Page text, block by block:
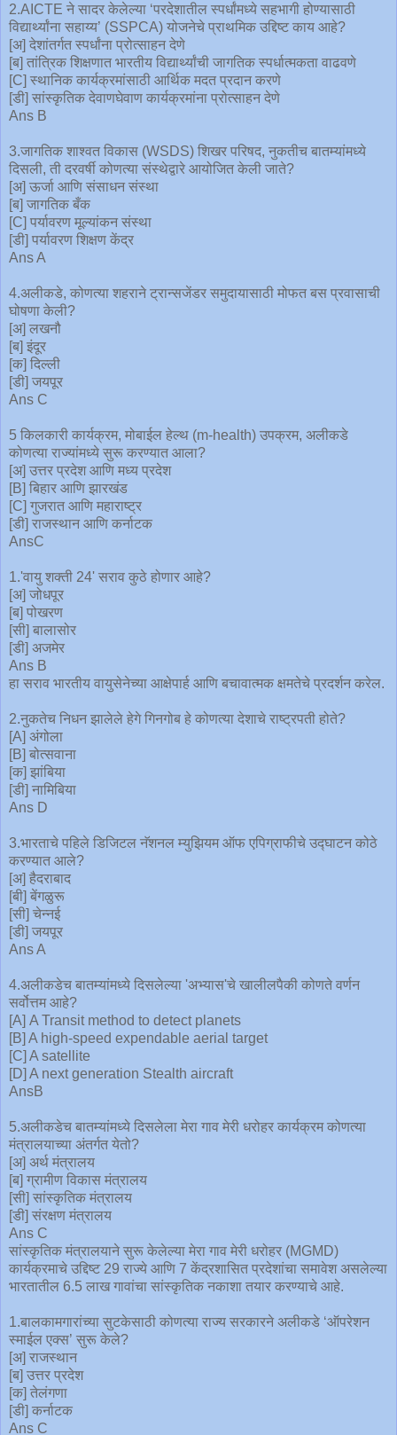
2.AICTE ने सादर केलेल्या ‘परदेशातील स्पर्धांमध्ये सहभागी होण्यासाठी
विद्यार्थ्यांना सहाय्य’ (SSPCA) योजनेचे प्राथमिक उद्दिष्ट काय आहे?
[अ] देशांतर्गत स्पर्धांना प्रोत्साहन देणे
[ब] तांत्रिक शिक्षणात भारतीय विद्यार्थ्यांची जागतिक स्पर्धात्मकता वाढवणे
[C] स्थानिक कार्यक्रमांसाठी आर्थिक मदत प्रदान करणे
[डी] सांस्कृतिक देवाणघेवाण कार्यक्रमांना प्रोत्साहन देणे
Ans B
3.जागतिक शाश्वत विकास (WSDS) शिखर परिषद, नुकतीच बातम्यांमध्ये
दिसली, ती दरवर्षी कोणत्या संस्थेद्वारे आयोजित केली जाते?
[अ] ऊर्जा आणि संसाधन संस्था
[ब] जागतिक बँक
[C] पर्यावरण मूल्यांकन संस्था
[डी] पर्यावरण शिक्षण केंद्र
Ans A
4.अलीकडे, कोणत्या शहराने ट्रान्सजेंडर समुदायासाठी मोफत बस प्रवासाची
घोषणा केली?
[अ] लखनौ
[ब] इंदूर
[क] दिल्ली
[डी] जयपूर
Ans C
5 किलकारी कार्यक्रम, मोबाईल हेल्थ (m-health) उपक्रम, अलीकडे
कोणत्या राज्यांमध्ये सुरू करण्यात आला?
[अ] उत्तर प्रदेश आणि मध्य प्रदेश
[B] बिहार आणि झारखंड
[C] गुजरात आणि महाराष्ट्र
[डी] राजस्थान आणि कर्नाटक
AnsC
1.'वायु शक्ती 24' सराव कुठे होणार आहे?
[अ] जोधपूर
[ब] पोखरण
[सी] बालासोर
[डी] अजमेर
Ans B
हा सराव भारतीय वायुसेनेच्या आक्षेपार्ह आणि बचावात्मक क्षमतेचे प्रदर्शन करेल.
2.नुकतेच निधन झालेले हेगे गिनगोब हे कोणत्या देशाचे राष्ट्रपती होते?
[A] अंगोला
[B] बोत्सवाना
[क] झांबिया
[डी] नामिबिया
Ans D
3.भारताचे पहिले डिजिटल नॅशनल म्युझियम ऑफ एपिग्राफीचे उद्घाटन कोठे
करण्यात आले?
[अ] हैदराबाद
[बी] बेंगळुरू
[सी] चेन्नई
[डी] जयपूर
Ans A
4.अलीकडेच बातम्यांमध्ये दिसलेल्या 'अभ्यास'चे खालीलपैकी कोणते वर्णन
सर्वोत्तम आहे?
[A] A Transit method to detect planets
[B] A high-speed expendable aerial target
[C] A satellite
[D] A next generation Stealth aircraft
AnsB
5.अलीकडेच बातम्यांमध्ये दिसलेला मेरा गाव मेरी धरोहर कार्यक्रम कोणत्या
मंत्रालयाच्या अंतर्गत येतो?
[अ] अर्थ मंत्रालय
[ब] ग्रामीण विकास मंत्रालय
[सी] सांस्कृतिक मंत्रालय
[डी] संरक्षण मंत्रालय
Ans C
सांस्कृतिक मंत्रालयाने सुरू केलेल्या मेरा गाव मेरी धरोहर (MGMD)
कार्यक्रमाचे उद्दिष्ट 29 राज्ये आणि 7 केंद्रशासित प्रदेशांचा समावेश असलेल्या
भारतातील 6.5 लाख गावांचा सांस्कृतिक नकाशा तयार करण्याचे आहे.
1.बालकामगारांच्या सुटकेसाठी कोणत्या राज्य सरकारने अलीकडे ‘ऑपरेशन
स्माईल एक्स’ सुरू केले?
[अ] राजस्थान
[ब] उत्तर प्रदेश
[क] तेलंगणा
[डी] कर्नाटक
Ans C